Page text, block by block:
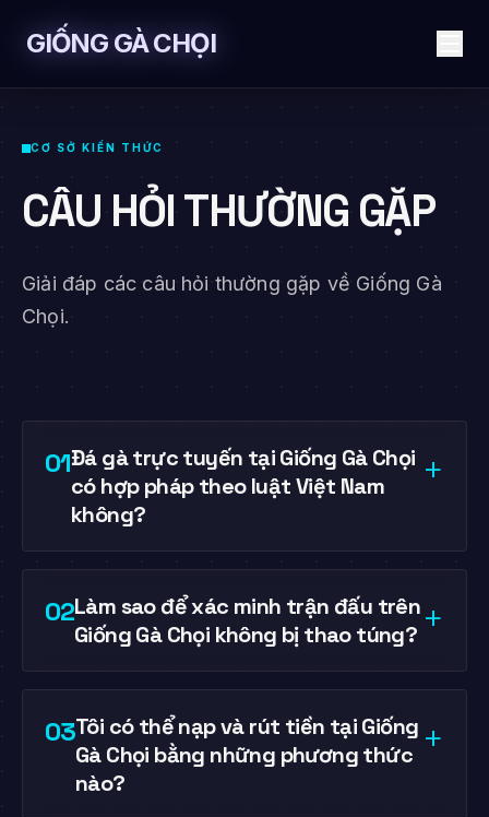
GIỐNG GÀ CHỌI
CƠ SỞ KIẾN THỨC
CÂU HỎI THƯỜNG GẶP
Giải đáp các câu hỏi thường gặp về Giống Gà
Chọi.
01Đá gà trực tuyến tại Giống Gà Chọi
có hợp pháp theo luật Việt Nam
không?
+
02Làm sao để xác minh trận đấu trên
Giống Gà Chọi không bị thao túng? +
03Tôi có thể nạp và rút tiền tại Giống
Gà Chọi bằng những phương thức
nào?
+